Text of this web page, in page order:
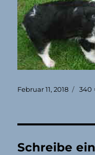
Veröffentlicht
Februar 11, 2018 340
Schreibe